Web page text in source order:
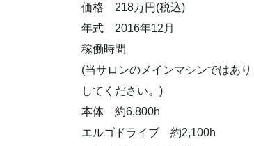
価格 218万円(税込)
年式 2016年12月
稼働時間
(当サロンのメインマシンではあ
してください。)
本体 約6,800h
エルゴドライブ 約2,100h